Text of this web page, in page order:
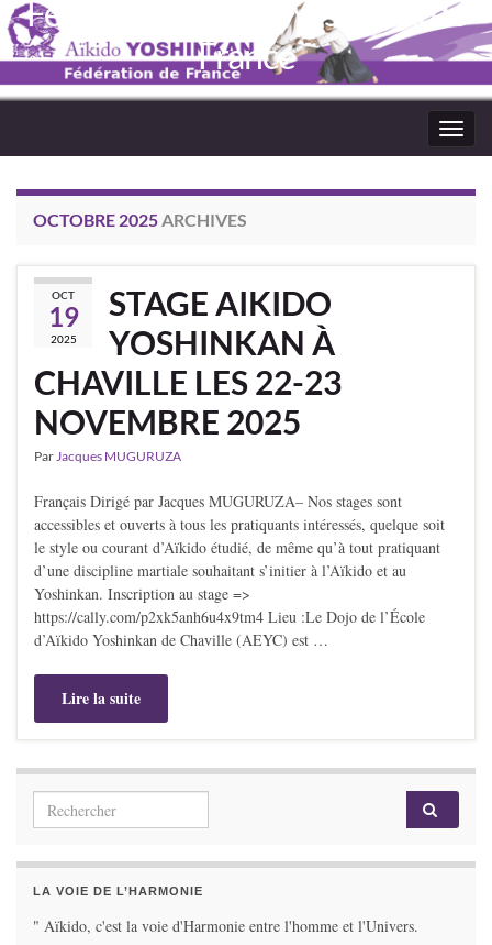
Fédération Aïkido Yoshinkaï de
France
OCTOBRE 2025ARCHIVES
OCT
19
2025
STAGE AIKIDO
YOSHINKAN À
CHAVILLE LES 22-23
NOVEMBRE 2025
ParJacques MUGURUZA
Français Dirigé par Jacques MUGURUZA– Nos stages sont
accessibles et ouverts à tous les pratiquants intéressés, quelque soit
le style ou courant d’Aïkido étudié, de même qu’à tout pratiquant
d’une discipline martiale souhaitant s’initier à l’Aïkido et au
Yoshinkan. Inscription au stage =>
https://cally.com/p2xk5anh6u4x9tm4 Lieu :Le Dojo de l’École
d’Aïkido Yoshinkan de Chaville (AEYC) est …
Lire la suite
Search for:
LA VOIE DE L’HARMONIE
" Aïkido, c'est la voie d'Harmonie entre l'homme et l'Univers.